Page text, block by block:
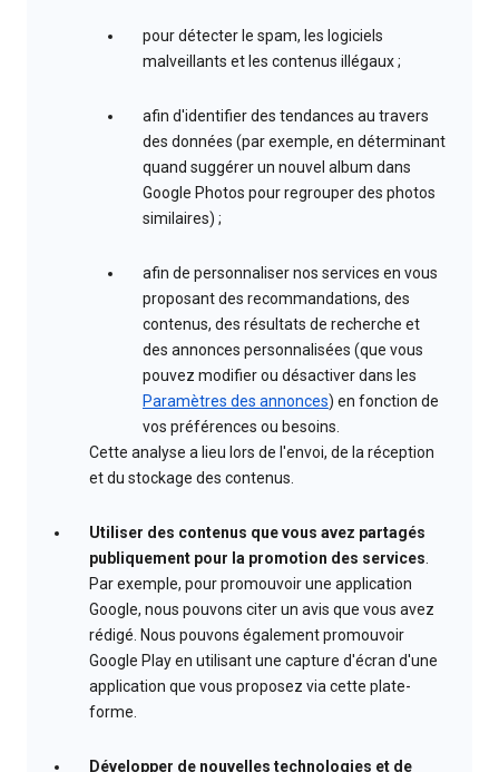
pour détecter le spam, les logiciels
malveillants et les contenus illégaux ;
afin d'identifier des tendances au travers
des données (par exemple, en déterminant
quand suggérer un nouvel album dans
Google Photos pour regrouper des photos
similaires) ;
afin de personnaliser nos services en vous
proposant des recommandations, des
contenus, des résultats de recherche et
des annonces personnalisées (que vous
pouvez modifier ou désactiver dans les
Paramètres des annonces) en fonction de
vos préférences ou besoins.
Cette analyse a lieu lors de l'envoi, de la réception
et du stockage des contenus.
Utiliser des contenus que vous avez partagés
publiquement pour la promotion des services.
Par exemple, pour promouvoir une application
Google, nous pouvons citer un avis que vous avez
rédigé. Nous pouvons également promouvoir
Google Play en utilisant une capture d'écran d'une
application que vous proposez via cette plate-
forme.
Développer de nouvelles technologies et de